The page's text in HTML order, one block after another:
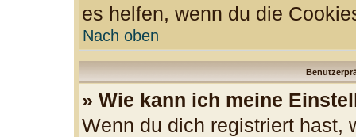
es helfen, wenn du die
Nach oben
» Wie kann ich meine
Wenn du dich registriert hast,